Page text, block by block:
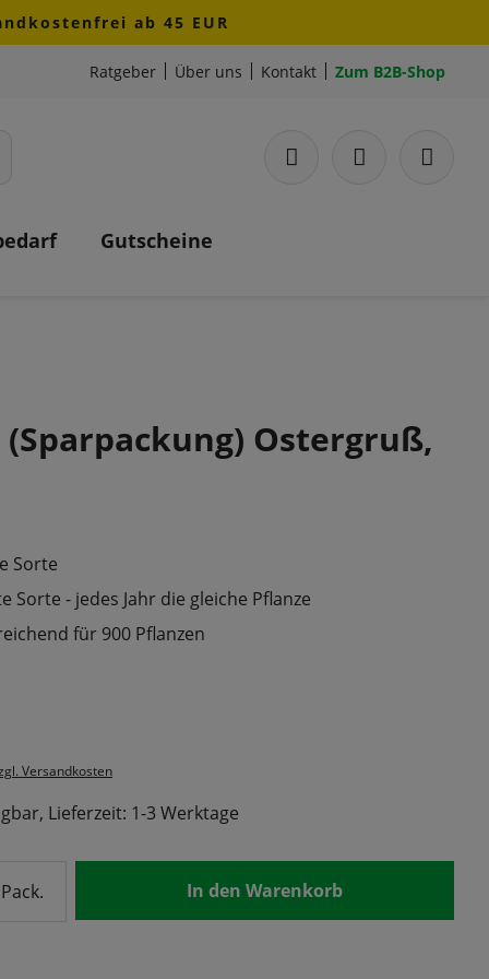
ab 45 EUR
Ratgeber Über uns Kontakt Zum B2B-Shop
Gutscheine
Ostergruß,
Sorte
Sorte - jedes Jahr die gleiche Pflanze
für 900 Pflanzen
Versandkosten
Lieferzeit: 1-3 Werktage
Gib den gewünschten Wert ein
Pack. In den Warenkorb